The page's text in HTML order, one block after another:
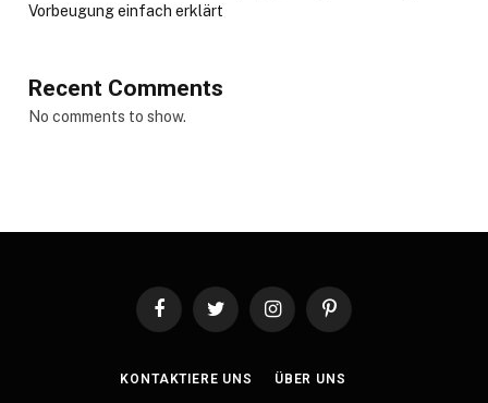
Vorbeugung einfach erklärt
Recent Comments
No comments to show.
FacebookTwitter InstagramPinterest
KONTAKTIERE UNS ÜBER UNS